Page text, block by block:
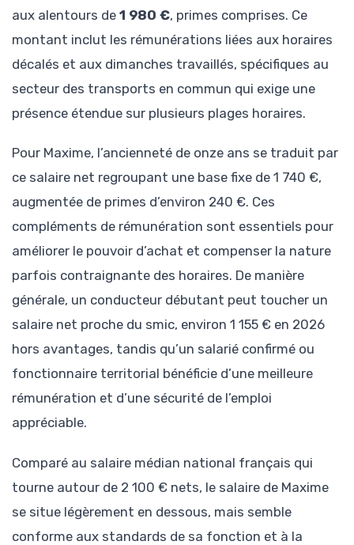
aux alentours de 1 980 €, primes comprises. Ce
montant inclut les rémunérations liées aux horaires
décalés et aux dimanches travaillés, spécifiques au
secteur des transports en commun qui exige une
présence étendue sur plusieurs plages horaires.
Pour Maxime, l’ancienneté de onze ans se traduit par
ce salaire net regroupant une base fixe de 1 740 €,
augmentée de primes d’environ 240 €. Ces
compléments de rémunération sont essentiels pour
améliorer le pouvoir d’achat et compenser la nature
parfois contraignante des horaires. De manière
générale, un conducteur débutant peut toucher un
salaire net proche du smic, environ 1 155 € en 2026
hors avantages, tandis qu’un salarié confirmé ou
fonctionnaire territorial bénéficie d’une meilleure
rémunération et d’une sécurité de l’emploi
appréciable.
Comparé au salaire médian national français qui
tourne autour de 2 100 € nets, le salaire de Maxime
se situe légèrement en dessous, mais semble
conforme aux standards de sa fonction et à la